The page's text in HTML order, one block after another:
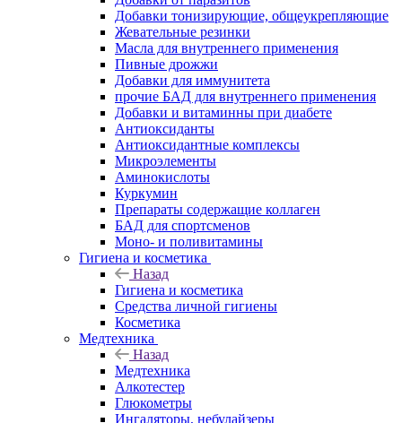
Добавки тонизирующие, общеукрепляющие
Жевательные резинки
Масла для внутреннего применения
Пивные дрожжи
Добавки для иммунитета
прочие БАД для внутреннего применения
Добавки и витаминны при диабете
Антиоксиданты
Антиоксидантные комплексы
Микроэлементы
Аминокислоты
Куркумин
Препараты содержащие коллаген
БАД для спортсменов
Моно- и поливитамины
Гигиена и косметика
Назад
Гигиена и косметика
Средства личной гигиены
Косметика
Медтехника
Назад
Медтехника
Алкотестер
Глюкометры
Ингаляторы, небулайзеры